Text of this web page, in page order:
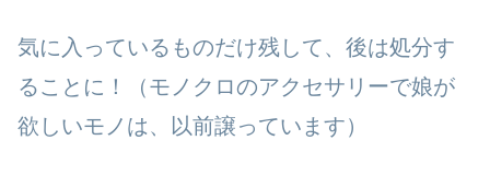
気に入っているものだけ残して、後は処分す
ることに！（モノクロのアクセサリーで娘が
欲しいモノは、以前譲っています）